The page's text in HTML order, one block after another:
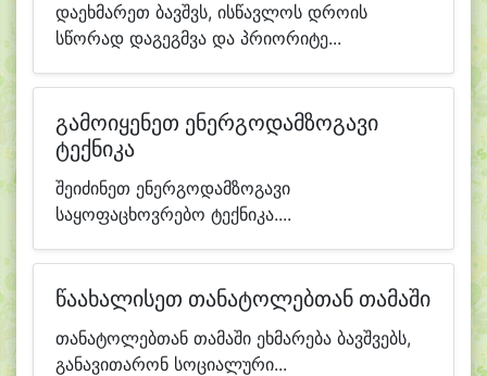
დაეხმარეთ ბავშვს, ისწავლოს დროის
სწორად დაგეგმვა და პრიორიტე...
გამოიყენეთ ენერგოდამზოგავი
ტექნიკა
შეიძინეთ ენერგოდამზოგავი
საყოფაცხოვრებო ტექნიკა....
წაახალისეთ თანატოლებთან თამაში
თანატოლებთან თამაში ეხმარება ბავშვებს,
განავითარონ სოციალური...